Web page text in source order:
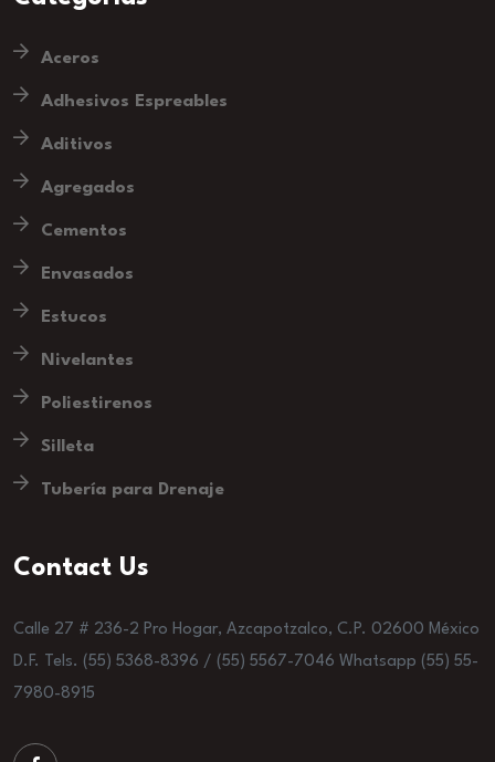
Aceros
Adhesivos Espreables
Aditivos
Agregados
Cementos
Envasados
Estucos
Nivelantes
Poliestirenos
Silleta
Tubería para Drenaje
Contact Us
Calle 27 # 236-2 Pro Hogar, Azcapotzalco, C.P. 02600 México
D.F. Tels. (55) 5368-8396 / (55) 5567-7046 Whatsapp (55) 55-
7980-8915